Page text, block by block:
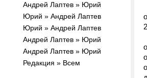
Андрей Лаптев » Юрий
Юрий » Андрей Лаптев
Юрий » Андрей Лаптев
Андрей Лаптев » Юрий
Андрей Лаптев » Юрий
Редакция » Всем